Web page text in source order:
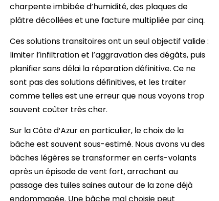
charpente imbibée d’humidité, des plaques de
plâtre décollées et une facture multipliée par cinq.
Ces solutions transitoires ont un seul objectif valide :
limiter l’infiltration et l’aggravation des dégâts, puis
planifier sans délai la réparation définitive. Ce ne
sont pas des solutions définitives, et les traiter
comme telles est une erreur que nous voyons trop
souvent coûter très cher.
Sur la Côte d’Azur en particulier, le choix de la
bâche est souvent sous-estimé. Nous avons vu des
bâches légères se transformer en cerfs-volants
après un épisode de vent fort, arrachant au
passage des tuiles saines autour de la zone déjà